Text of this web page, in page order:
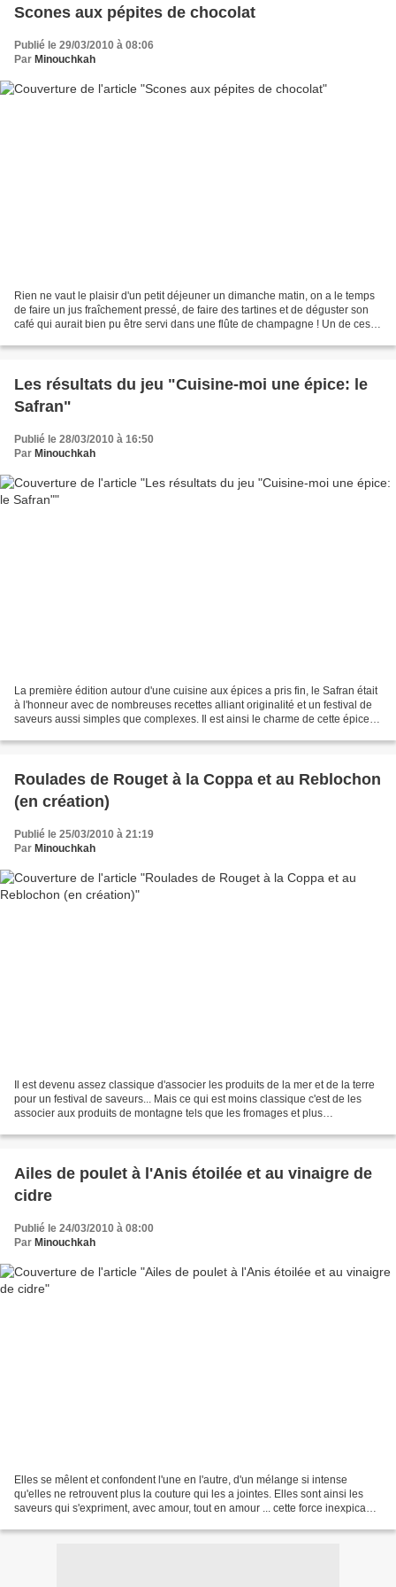
Scones aux pépites de chocolat
Publié le 29/03/2010 à 08:06
Par Minouchkah
Rien ne vaut le plaisir d'un petit déjeuner un dimanche matin, on a le temps
de faire un jus fraîchement pressé, de faire des tartines et de déguster son
café qui aurait bien pu être servi dans une flûte de champagne ! Un de ces
Les résultats du jeu "Cuisine-moi une épice: le
Safran"
Publié le 28/03/2010 à 16:50
Par Minouchkah
La première édition autour d'une cuisine aux épices a pris fin, le Safran était
à l'honneur avec de nombreuses recettes alliant originalité et un festival de
saveurs aussi simples que complexes. Il est ainsi le charme de cette épice la
Roulades de Rouget à la Coppa et au Reblochon
(en création)
Publié le 25/03/2010 à 21:19
Par Minouchkah
Il est devenu assez classique d'associer les produits de la mer et de la terre
pour un festival de saveurs... Mais ce qui est moins classique c'est de les
associer aux produits de montagne tels que les fromages et plus
Ailes de poulet à l'Anis étoilée et au vinaigre de
cidre
Publié le 24/03/2010 à 08:00
Par Minouchkah
Elles se mêlent et confondent l'une en l'autre, d'un mélange si intense
qu'elles ne retrouvent plus la couture qui les a jointes. Elles sont ainsi les
saveurs qui s'expriment, avec amour, tout en amour ... cette force inexpicable